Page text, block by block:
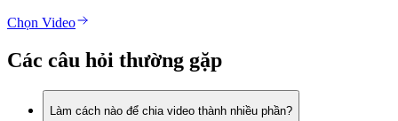
Chọn Video
Các câu hỏi thường gặp
Làm cách nào để chia video thành nhiều phần?